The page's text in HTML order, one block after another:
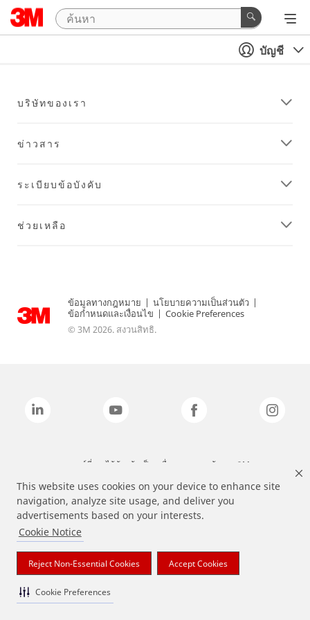
This website uses cookies on your device to enhance site
navigation, analyze site usage, and deliver you
advertisements based on your interests.
Cookie Notice
Reject Non-Essential Cookies Accept Cookies
Cookie Preferences
บัญชี
บริษัทของเรา
ข่าวสาร
ระเบียบข้อบังคับ
ช่วยเหลือ
ข้อมูลทางกฎหมาย | นโยบายความเป็นส่วนตัว |
ข้อกำหนดและเงื่อนไข | Cookie Preferences
© 3M 2026. สงวนสิทธิ.
แบรนด์ที่ระบุไว้ข้างต้นเป็นเครื่องหมายการค้าของ 3M